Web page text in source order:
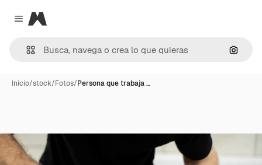
Close menu
Magnific
Inicio/stock/Fotos/Persona que trabaja …